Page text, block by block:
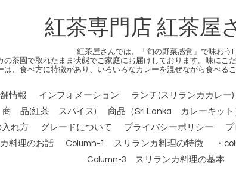
紅茶専門店 紅茶屋
紅茶屋さんでは、「旬の野菜感覚」で味わう!
の茶園で取れたまま状態でご家庭にお届けしております。味にこ
は、食べ方に特徴があり、いろいろなカレーを混ぜながら食べる
情報 インフォメーション ランチ(スリランカカレー)
商 品(紅茶 スパイス) 商品（Sri Lanka カレーキット
れ方
グレードについて プライバシーポリシー
料理のお話
Column-1 スリランカ料理の特徴
・
Column-3 スリランカ料理の基本